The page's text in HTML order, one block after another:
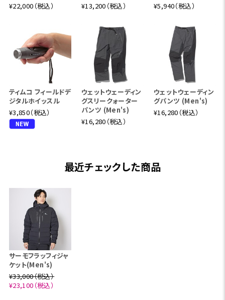
¥22,000（税込）
¥13,200（税込）
¥5,940（税込）
ティムコ フィールドデ
ジタルホイッスル
¥3,850（税込）
ウェットウェーディン
グスリークォーター
パンツ (Men's)
¥16,280（税込）
ウェットウェーディン
グパンツ (Men's)
¥16,280（税込）
最近チェックした商品
サーモフラッフィジャ
ケット(Men's)
¥33,000（税込）
¥23,100（税込）